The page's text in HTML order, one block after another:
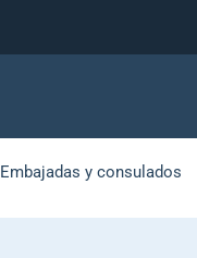
Embajadas y consulados